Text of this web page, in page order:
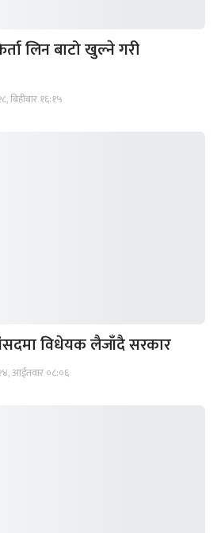
लिन बाटो खुल्ने गरी
बिहीबार १६:१५
विधेयक लैजाँदै सरकार
आईतवार ०८:०६